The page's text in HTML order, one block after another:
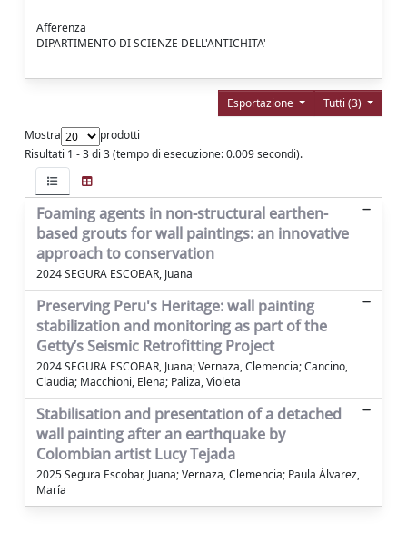
Afferenza
DIPARTIMENTO DI SCIENZE DELL'ANTICHITA'
Tutti (3)
Esportazione
Mostra
prodotti
Risultati 1 - 3 di 3 (tempo di esecuzione: 0.009 secondi).
Foaming agents in non-structural earthen-
based grouts for wall paintings: an innovative
approach to conservation
2024 SEGURA ESCOBAR, Juana
Preserving Peru's Heritage: wall painting
stabilization and monitoring as part of the
Getty’s Seismic Retrofitting Project
2024 SEGURA ESCOBAR, Juana; Vernaza, Clemencia; Cancino,
Claudia; Macchioni, Elena; Paliza, Violeta
Stabilisation and presentation of a detached
wall painting after an earthquake by
Colombian artist Lucy Tejada
2025 Segura Escobar, Juana; Vernaza, Clemencia; Paula Álvarez,
María